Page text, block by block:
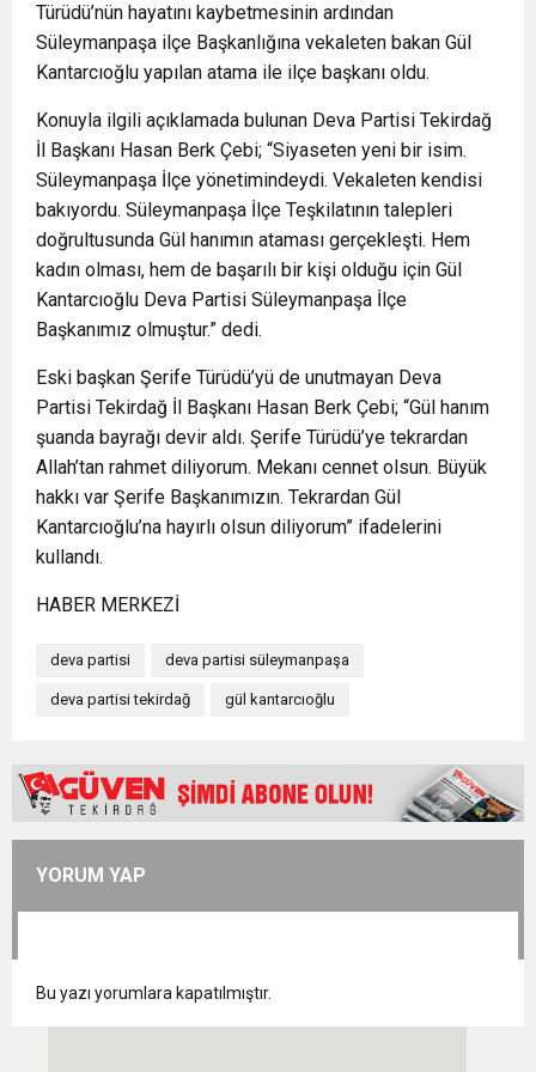
Türüdü’nün hayatını kaybetmesinin ardından
Süleymanpaşa ilçe Başkanlığına vekaleten bakan Gül
Kantarcıoğlu yapılan atama ile ilçe başkanı oldu.
Konuyla ilgili açıklamada bulunan Deva Partisi Tekirdağ
İl Başkanı Hasan Berk Çebi; “Siyaseten yeni bir isim.
Süleymanpaşa İlçe yönetimindeydi. Vekaleten kendisi
bakıyordu. Süleymanpaşa İlçe Teşkilatının talepleri
doğrultusunda Gül hanımın ataması gerçekleşti. Hem
kadın olması, hem de başarılı bir kişi olduğu için Gül
Kantarcıoğlu Deva Partisi Süleymanpaşa İlçe
Başkanımız olmuştur.” dedi.
Eski başkan Şerife Türüdü’yü de unutmayan Deva
Partisi Tekirdağ İl Başkanı Hasan Berk Çebi; “Gül hanım
şuanda bayrağı devir aldı. Şerife Türüdü’ye tekrardan
Allah’tan rahmet diliyorum. Mekanı cennet olsun. Büyük
hakkı var Şerife Başkanımızın. Tekrardan Gül
Kantarcıoğlu’na hayırlı olsun diliyorum” ifadelerini
kullandı.
HABER MERKEZİ
deva partisi deva partisi süleymanpaşa
deva partisi tekirdağ gül kantarcıoğlu
YORUM YAP
Bu yazı yorumlara kapatılmıştır.